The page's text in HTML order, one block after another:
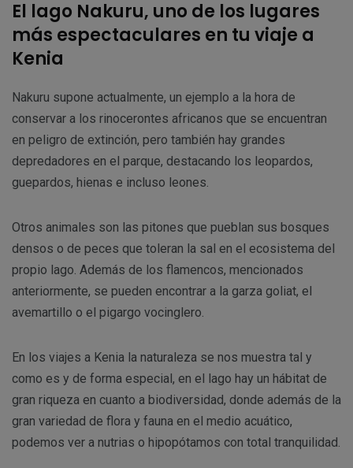
El lago Nakuru, uno de los lugares
más espectaculares en tu viaje a
Kenia
Nakuru supone actualmente, un ejemplo a la hora de
conservar a los rinocerontes africanos que se encuentran
en peligro de extinción, pero también hay grandes
depredadores en el parque, destacando los leopardos,
guepardos, hienas e incluso leones.
Otros animales son las pitones que pueblan sus bosques
densos o de peces que toleran la sal en el ecosistema del
propio lago. Además de los flamencos, mencionados
anteriormente, se pueden encontrar a la garza goliat, el
avemartillo o el pigargo vocinglero.
En los viajes a Kenia la naturaleza se nos muestra tal y
como es y de forma especial, en el lago hay un hábitat de
gran riqueza en cuanto a biodiversidad, donde además de la
gran variedad de flora y fauna en el medio acuático,
podemos ver a nutrias o hipopótamos con total tranquilidad.